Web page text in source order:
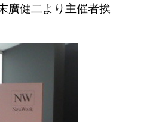
廣健二より主催者挨